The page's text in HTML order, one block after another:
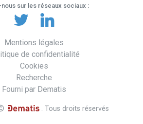
sur les réseaux sociaux :
Mentions légales
de confidentialité
Cookies
Recherche
Fourni par Dematis
. Tous droits réservés